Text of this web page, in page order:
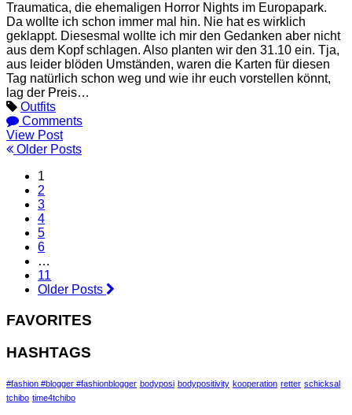
Traumatica, die ehemaligen Horror Nights im Europapark.
Da wollte ich schon immer mal hin. Nie hat es wirklich
geklappt. Diesesmal wollte ich mir den Gedanken aber nicht
aus dem Kopf schlagen. Also planten wir den 31.10 ein. Tja,
aus leider blöden Umständen, waren die Karten für diesen
Tag natürlich schon weg und wie ihr euch vorstellen könnt,
lag der Preis…
Outfits
Comments
View Post
Older Posts
1
2
3
4
5
6
…
11
Older Posts
FAVORITES
HASHTAGS
#fashion #blogger #fashionblogger bodyposi bodypositivity kooperation retter schicksal
tchibo time4tchibo